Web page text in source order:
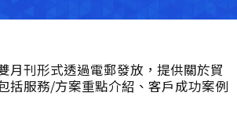
月刊形式透過電郵發放，提供關於貿
括服務/方案重點介紹、客戶成功案例